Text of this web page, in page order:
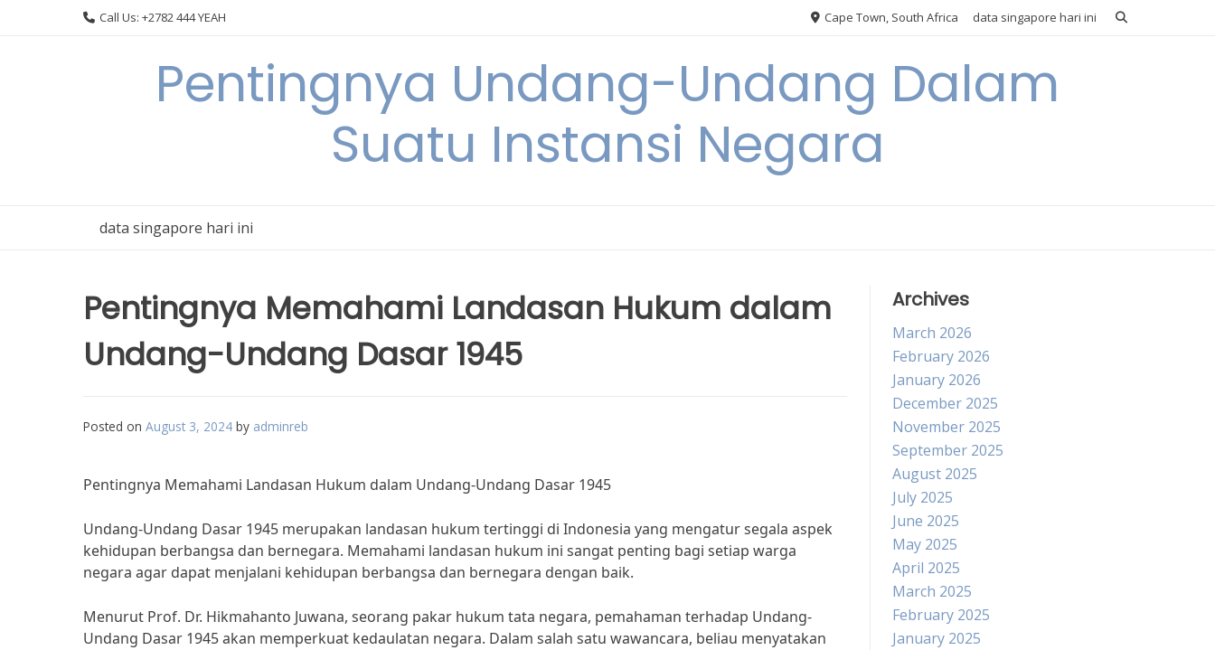
Call Us: +2782 444 YEAH Cape Town, South Africa data singapore hari ini
Pentingnya Undang-Undang Dalam
Suatu Instansi Negara
data singapore hari ini
Pentingnya Memahami Landasan Hukum dalam
Undang-Undang Dasar 1945
Posted on August 3, 2024 by adminreb
Pentingnya Memahami Landasan Hukum dalam Undang-Undang Dasar 1945
Undang-Undang Dasar 1945 merupakan landasan hukum tertinggi di Indonesia yang mengatur segala aspek
kehidupan berbangsa dan bernegara. Memahami landasan hukum ini sangat penting bagi setiap warga
negara agar dapat menjalani kehidupan berbangsa dan bernegara dengan baik.
Menurut Prof. Dr. Hikmahanto Juwana, seorang pakar hukum tata negara, pemahaman terhadap Undang-
Undang Dasar 1945 akan memperkuat kedaulatan negara. Dalam salah satu wawancara, beliau menyatakan
Archives
March 2026
February 2026
January 2026
December 2025
November 2025
September 2025
August 2025
July 2025
June 2025
May 2025
April 2025
March 2025
February 2025
January 2025